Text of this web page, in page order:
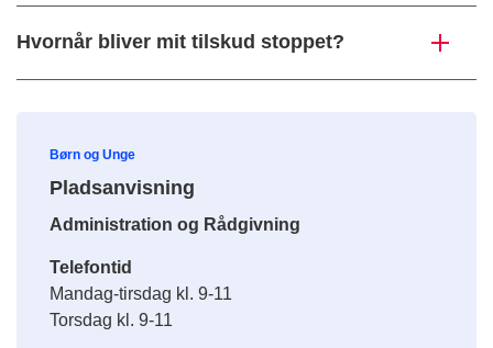
Hvornår bliver mit tilskud stoppet?
Børn og Unge
Pladsanvisning
Administration og Rådgivning
Telefontid
Mandag-tirsdag kl. 9-11
Torsdag kl. 9-11